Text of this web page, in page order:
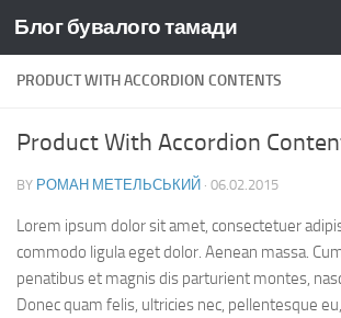
Skip to content
Блог бувалого тамади
PRODUCT WITH ACCORDION CONTENTS
Product With Accordion
BY РОМАН МЕТЕЛЬСЬКИЙ · 06.02.2015
Lorem ipsum dolor sit amet, consectetuer
commodo ligula eget dolor. Aenean massa.
penatibus et magnis dis parturient montes,
Donec quam felis, ultricies nec, pellentesque